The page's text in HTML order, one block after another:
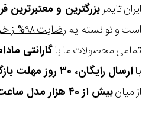
ایران تایمربزرگترین و معتبرترین
است و توانسته ایمرضایت ۹۸% از خریداران
تمامی محصولات ما باگارانتی مادام‌العمر اصالت، ۵
باارسال رایگان، ۳۰ روز مهلت بازگشت، امکان خرید حضوری و انتخاب بین ۳ محصول
از میانبیش از ۴۰ هزار مدل ساعت و اکسسوری اورجینال